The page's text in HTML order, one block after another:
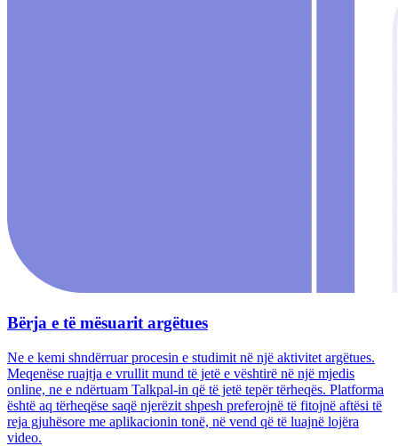
Bërja e të mësuarit argëtues
Ne e kemi shndërruar procesin e studimit në një aktivitet argëtues.
Meqenëse ruajtja e vrullit mund të jetë e vështirë në një mjedis
online, ne e ndërtuam Talkpal-in që të jetë tepër tërheqës. Platforma
është aq tërheqëse saqë njerëzit shpesh preferojnë të fitojnë aftësi të
reja gjuhësore me aplikacionin tonë, në vend që të luajnë lojëra
video.